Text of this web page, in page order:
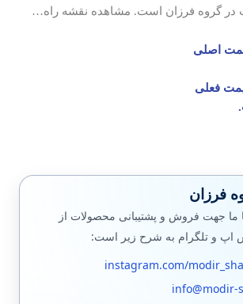
گروه فرزان است. مشاهده نقشه راه…
اصلی
فعلی
فرزان
ما جهت فروش و پشتیبانی محصولات از
اپ و تلگرام به شرح زیر است:
instagram.com/
info@modir-